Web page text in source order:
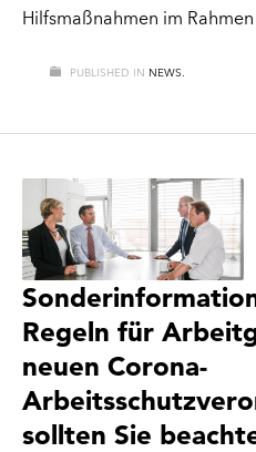
Hilfsmaßnahmen im
PUBLISHED IN NEWS.
Regeln für
neuen Corona-
sollten Sie